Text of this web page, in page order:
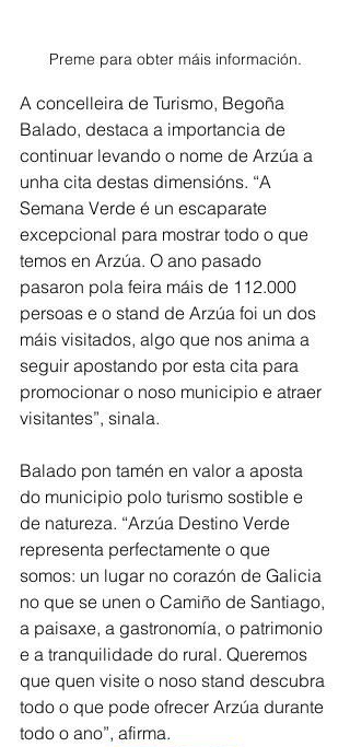
Preme para obter máis información.
A concelleira de Turismo, Begoña
Balado, destaca a importancia de
continuar levando o nome de Arzúa a
unha cita destas dimensións. “A
Semana Verde é un escaparate
excepcional para mostrar todo o que
temos en Arzúa. O ano pasado
pasaron pola feira máis de 112.000
persoas e o stand de Arzúa foi un dos
máis visitados, algo que nos anima a
seguir apostando por esta cita para
promocionar o noso municipio e atraer
visitantes”, sinala.
Balado pon tamén en valor a aposta
do municipio polo turismo sostible e
de natureza. “Arzúa Destino Verde
representa perfectamente o que
somos: un lugar no corazón de Galicia
no que se unen o Camiño de Santiago,
a paisaxe, a gastronomía, o patrimonio
e a tranquilidade do rural. Queremos
que quen visite o noso stand descubra
todo o que pode ofrecer Arzúa durante
todo o ano”, afirma.